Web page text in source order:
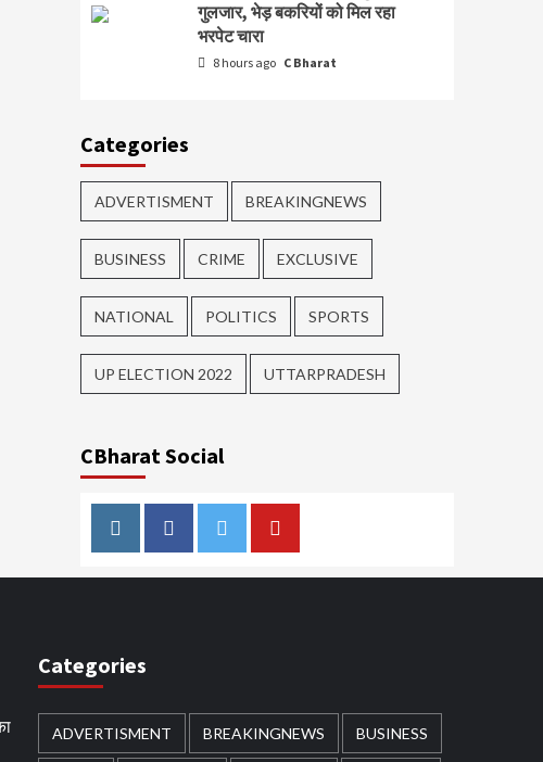
गुलजार, भेड़ बकरियों को मिल रहा
भरपेट चारा
8 hours ago C Bharat
Categories
ADVERTISMENT BREAKINGNEWS
BUSINESS CRIME EXCLUSIVE
NATIONAL POLITICS SPORTS
UP ELECTION 2022 UTTARPRADESH
CBharat Social
InstagramFacebookTwitterYoutube
Categories
ADVERTISMENT BREAKINGNEWS BUSINESS